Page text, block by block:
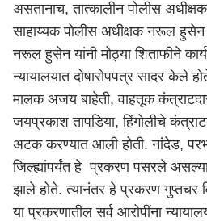
असतानाच, तात्कालीन पोलीस
साहाय्यक पोलीस अधीक्षक नरूल हुसेन
नरूल हुसेन यांनी मोठ्या शिताफीने
न्यायालयात दोषारोपपत्र सादर केले
मालक अजय बाहेती, वाहतूक
जयप्रकाश तापडिया, हिंगोलीचे
अटक करण्यात आली होती. नांदेड,
जिल्ह्यांपर्यंत हे प्रकरण पसरले
झाले होते. त्यानंतर हे प्रकरण गुप्तचर
या प्रकरणातील सर्व आरोपींना